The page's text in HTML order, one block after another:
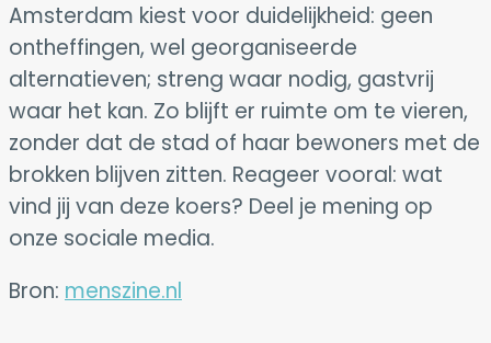
Amsterdam kiest voor duidelijkheid: geen
ontheffingen, wel georganiseerde
alternatieven; streng waar nodig, gastvrij
waar het kan. Zo blijft er ruimte om te vieren,
zonder dat de stad of haar bewoners met de
brokken blijven zitten. Reageer vooral: wat
vind jij van deze koers? Deel je mening op
onze sociale media.
Bron: menszine.nl